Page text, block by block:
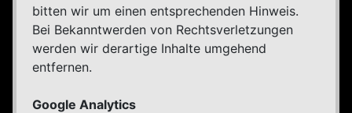
bitten wir um einen entsprechenden Hinweis.
Bei Bekanntwerden von Rechtsverletzungen
werden wir derartige Inhalte umgehend
entfernen.
Google Analytics